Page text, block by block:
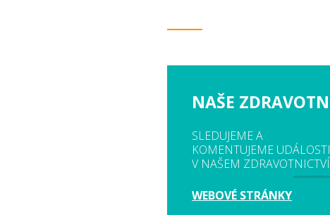
NAŠE
SLEDUJEME A
KOMENTUJEME UDÁLOSTI
V NAŠEM ZDRAVOTNICTVÍ
WEBOVÉ STRÁNKY